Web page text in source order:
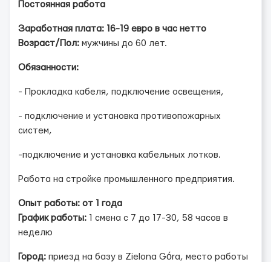
Постоянная работа
Заработная плата: 16-19 евро в час нетто
Возраст/Пол: мужчины до 60 лет.
Обязанности:
- Прокладка кабеля, подключение освещения,
- подключение и установка противопожарных
систем,
-подключение и установка кабельных лотков.
Работа на стройке промышленного предприятия.
Опыт работы: от 1 года
График работы: 1 смена с 7 до 17-30, 58 часов в
неделю
Город: приезд на базу в Zielona Góra, место работы